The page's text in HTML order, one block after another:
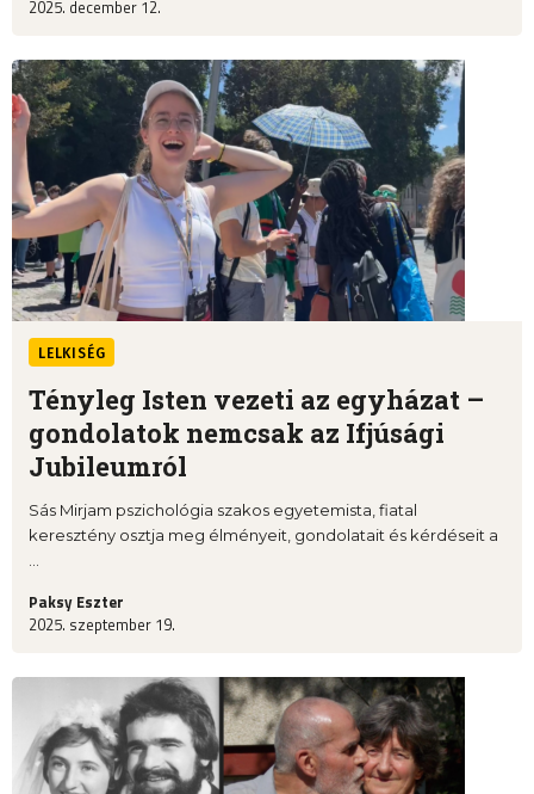
2025. december 12.
LELKISÉG
Tényleg Isten vezeti az egyházat –
gondolatok nemcsak az Ifjúsági
Jubileumról
Sás Mirjam pszichológia szakos egyetemista, fiatal
keresztény osztja meg élményeit, gondolatait és kérdéseit a
Paksy Eszter
2025. szeptember 19.